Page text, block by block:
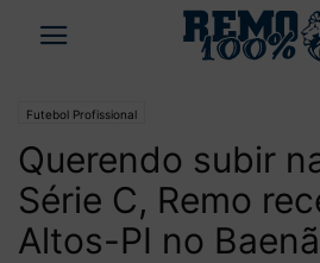
Futebol Profissional
Querendo subir
Série C, Remo
Altos-PI no